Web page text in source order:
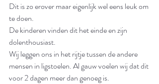
Dit is zo erover maar eigenlijk wel eens leuk om
te doen.
De kinderen vinden dit het einde en zijn
dolenthousiast.
Wij leggen ons in het rijtje tussen de andere
mensen in ligstoelen. Al gauw voelen wij dat dit
voor 2 dagen meer dan genoeg is.